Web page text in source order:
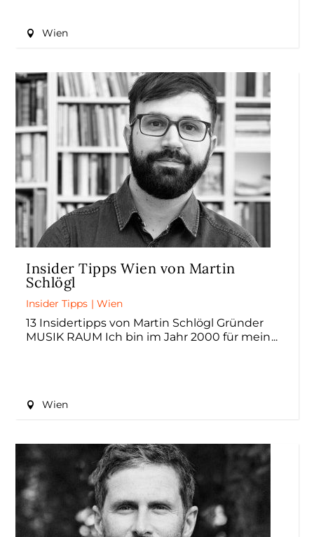
Wien
Insider Tipps Wien von Martin
Schlögl
Insider Tipps |Wien
13 Insidertipps von Martin Schlögl Gründer
MUSIK RAUM Ich bin im Jahr 2000 für mein
Wien